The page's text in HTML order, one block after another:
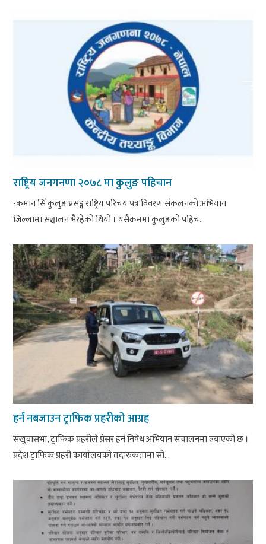
राष्ट्रिय जनगनणा २०७८ मा कुलुङ पहिचान
-कमान सिं कुलुङ प्रसङ्ग राष्ट्रिय परिचय पत्र विवरण संकलनको अभियान
जिल्लामा सञ्चालन भैरहेको थियो । यसैक्रममा कुलुङको पहिच...
हर्न नबजाउन ट्राफिक प्रहरीको आग्रह
संखुवासभा, ट्राफिक प्रहरीले प्रेसर हर्न निषेध अभियान संचालनमा ल्याएको छ ।
प्रदेश ट्राफिक प्रहरी कार्यालयको तदारुकतामा सो...